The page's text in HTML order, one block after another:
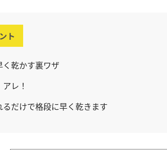
ト
乾かす裏ワザ
レ！
るだけで格段に早く乾きます